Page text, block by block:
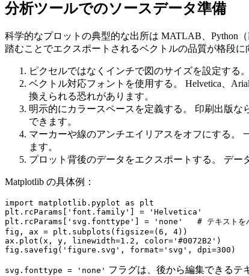
分析ツールでのソースデータ準備
科学的なプロットの典型的な出所は MATLAB Python
踏むことでエクスポートされるベクトルの品質が格段に
ピクセルではなくインチで図のサイズを設定する。
ベクトル対応フォントを使用する。
Helvetica、
換えられる恐れがあります。
明示的にカラースペースを定義する。
印刷出版な
できます。
マーカーや線のアンチエイリアスをオフにする。
ます。
プロット背後のデータをエクスポートする。
デー
Matplotlib の具体例：
import matplotlib.pyplot as plt
plt.rcParams['font.family'] = 'Helvetica'
plt.rcParams['svg.fonttype'] = 'none'   # テキストをパス
fig, ax = plt.subplots(figsize=(6, 4))
ax.plot(x, y, linewidth=1.2, color='#0072B2')
svg.fonttype = 'none' フラグは、後から編集できるテ